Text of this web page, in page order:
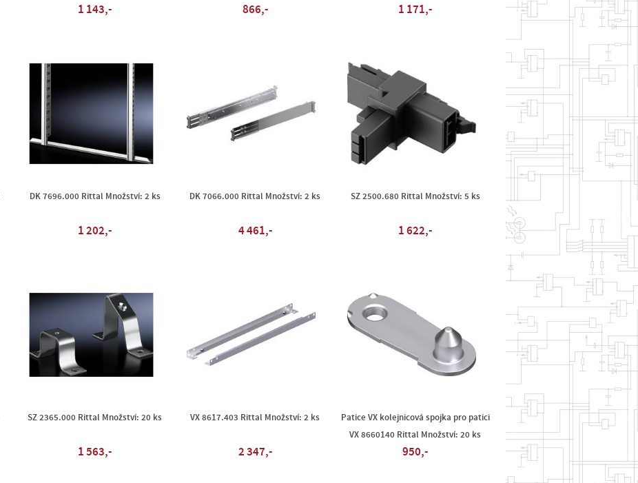
1 143,- 866,- 1 171,-
DK 7696.000 Rittal Množství: 2 ks
1 202,-
DK 7066.000 Rittal Množství: 2 ks
4 461,-
SZ 2500.680 Rittal Množství: 5 ks
1 622,-
SZ 2365.000 Rittal Množství: 20 ks
1 563,-
VX 8617.403 Rittal Množství: 2 ks
2 347,-
Patice VX kolejnicová spojka pro patici
VX 8660140 Rittal Množství: 20 ks
950,-